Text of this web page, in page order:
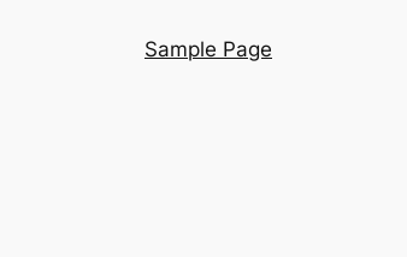
Sample Page